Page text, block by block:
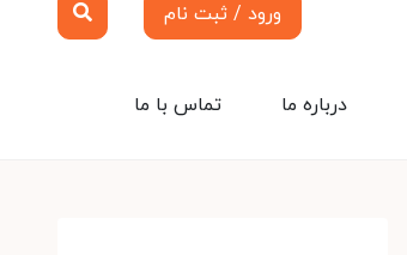
ورود / ثبت نام
تماس با ما درباره ما